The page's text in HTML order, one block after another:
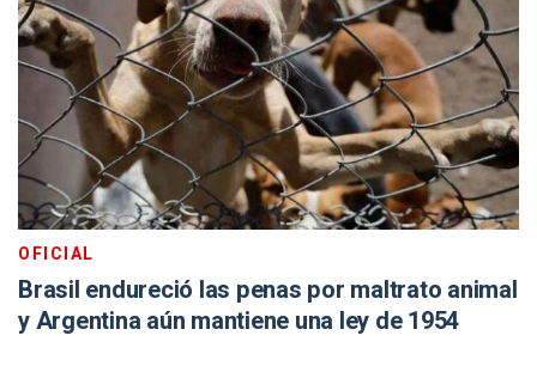
OFICIAL
Brasil endureció las penas por maltrato animal
y Argentina aún mantiene una ley de 1954